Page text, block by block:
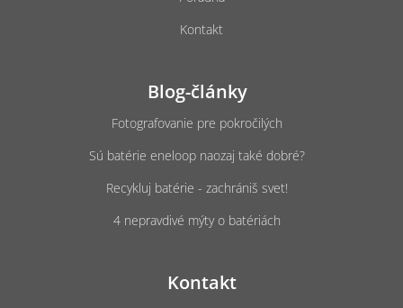
Kontakt
Blog-články
Fotografovanie pre pokročilých
Sú batérie eneloop naozaj také dobré?
Recykluj batérie - zachrániš svet!
4 nepravdivé mýty o batériách
Kontakt